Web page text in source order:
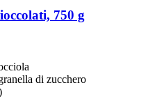
750 g
di zucchero